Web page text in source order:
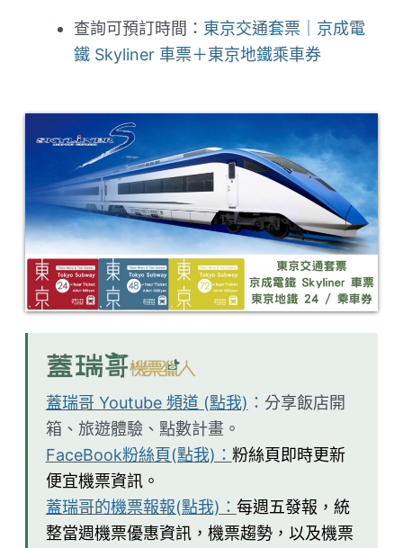
查詢可預訂時間： 東京交通套票｜京成電
鐵 Skyliner 車票＋東京地鐵乘車券
蓋瑞哥 Youtube 頻道 (點我) ： 分享飯店開
箱、旅遊體驗、點數計畫。
FaceBook粉絲頁(點我)： 粉絲頁即時更新
便宜機票資訊。
蓋瑞哥的機票報報(點我)： 每週五發報，統
整當週機票優惠資訊，機票趨勢，以及機票